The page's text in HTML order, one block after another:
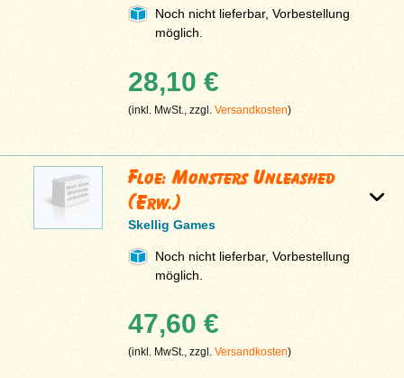
Noch nicht lieferbar, Vorbestellung
möglich.
28,10 €
(inkl. MwSt., zzgl.Versandkosten)
Floe: Monsters Unleashed
(Erw.)
Skellig Games
Noch nicht lieferbar, Vorbestellung
möglich.
47,60 €
(inkl. MwSt., zzgl.Versandkosten)